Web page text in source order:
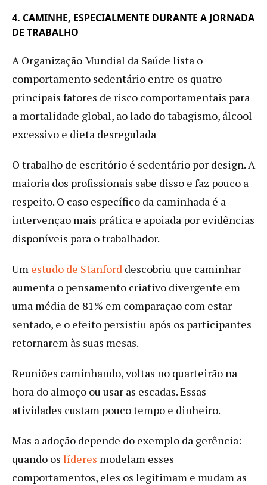
4. CAMINHE, ESPECIALMENTE DURANTE A JORNADA
DE TRABALHO
A Organização Mundial da Saúde lista o
comportamento sedentário entre os quatro
principais fatores de risco comportamentais para
a mortalidade global, ao lado do tabagismo, álcool
excessivo e dieta desregulada
O trabalho de escritório é sedentário por design. A
maioria dos profissionais sabe disso e faz pouco a
respeito. O caso específico da caminhada é a
intervenção mais prática e apoiada por evidências
disponíveis para o trabalhador.
Um estudo de Stanford descobriu que caminhar
aumenta o pensamento criativo divergente em
uma média de 81% em comparação com estar
sentado, e o efeito persistiu após os participantes
retornarem às suas mesas.
Reuniões caminhando, voltas no quarteirão na
hora do almoço ou usar as escadas. Essas
atividades custam pouco tempo e dinheiro.
Mas a adoção depende do exemplo da gerência:
quando os líderes modelam esses
comportamentos, eles os legitimam e mudam as